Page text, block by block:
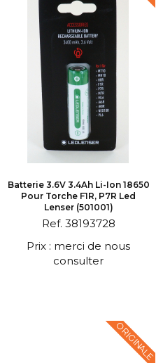
Batterie 3.6V 3.4Ah Li-Ion 18650
Pour Torche F1R, P7R Led
Lenser (501001)
Ref. 38193728
Prix : merci de nous
consulter
ORIGINALE